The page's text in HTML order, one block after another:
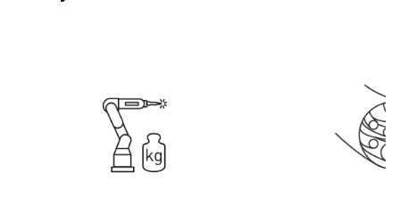
ROBOCUT SZOFTVER
ROBOCUT MEGELŐZŐ KARBANTARTÁS
ROBOCUT FENNTARTHATÓSÁG